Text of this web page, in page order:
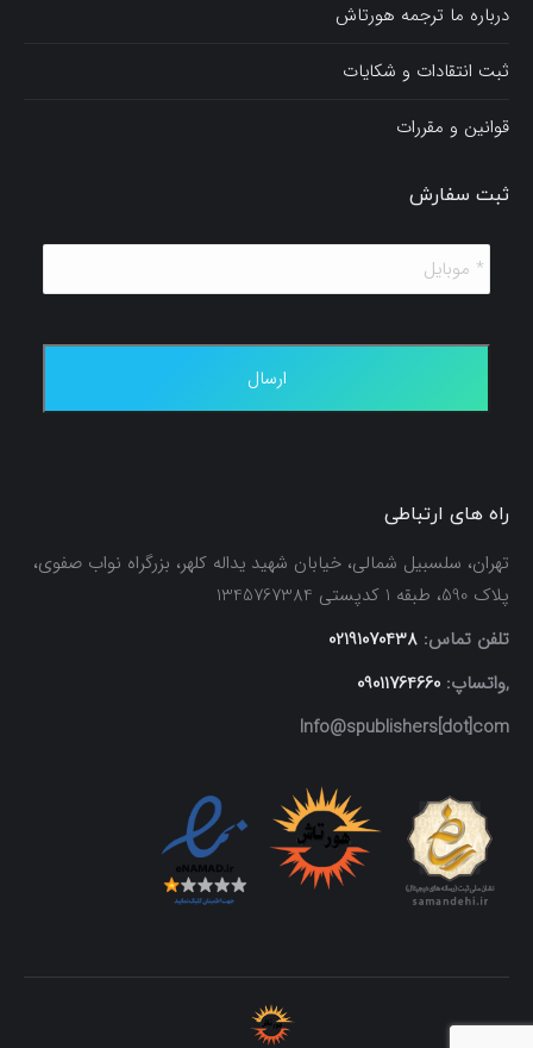
درباره ما ترجمه هورتاش
ثبت انتقادات و شکایات
قوانین و مقررات
ثبت سفارش
*
موبایل *
راه های ارتباطی
تهران، سلسبیل شمالی، خیابان شهید یداله کلهر، بزرگراه نواب صفوی،
پلاک 590، طبقه 1 کدپستی 1345767384
تلفن تماس: 02191070438
,واتساپ: 09011764660
Info@spublishers[dot]com